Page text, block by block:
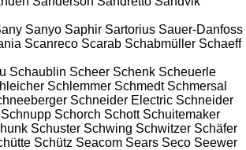
Sanyo Saphir Sartorius Sauer-Danfoss
Scanreco Scarab Schabmüller Schaeff
Schaublin Scheer Schenk Scheuerle
Schlemmer Schmedt Schmersal
Schneider Electric Schneider
Schnupp Schorch Schott Schuitemaker
Schuster Schwing Schwitzer Schäfer
Schütz Seacom Sears Seco Seewer